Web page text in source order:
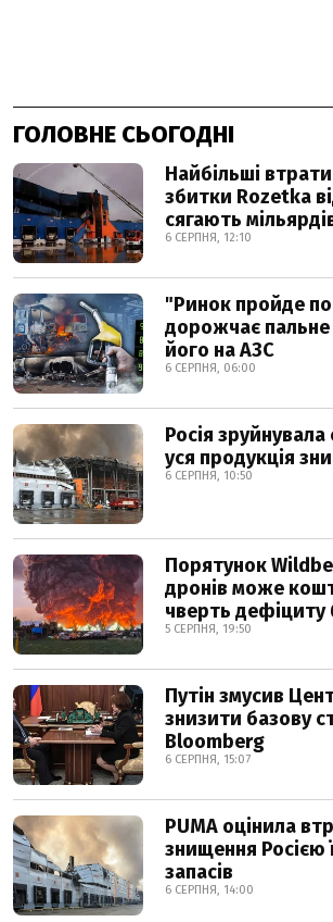
ГОЛОВНЕ СЬОГОДНІ
Найбільші втрати
збитки Rozetka
сягають
6 СЕРПНЯ, 12:10
"Ринок пройде
дорожчає пальне
його на АЗС
6 СЕРПНЯ, 06:00
Росія
уся продукція
6 СЕРПНЯ, 10:50
Порятунок
дронів може
чверть
5 СЕРПНЯ, 19:50
Путін змусив
знизити базову
Bloomberg
6 СЕРПНЯ, 15:07
PUMA оцінила
знищення Росією
запасів
6 СЕРПНЯ, 14:00